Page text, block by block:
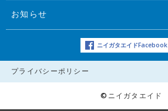
お知らせ
ニイガタエイドFacebook
プライバシーポリシー
©ニイガタエイド